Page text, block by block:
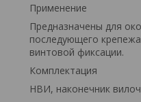
Применение
Предназначены для
последующего
винтовой фиксации.
Комплектация
НВИ, наконечник